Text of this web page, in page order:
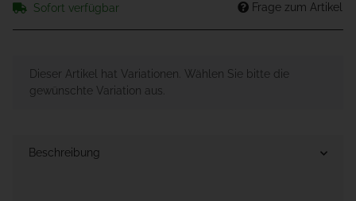
Sofort verfügbar Frage zum Artikel
xDieser Artikel hat Variationen. Wählen Sie bitte die
gewünschte Variation aus.
Beschreibung